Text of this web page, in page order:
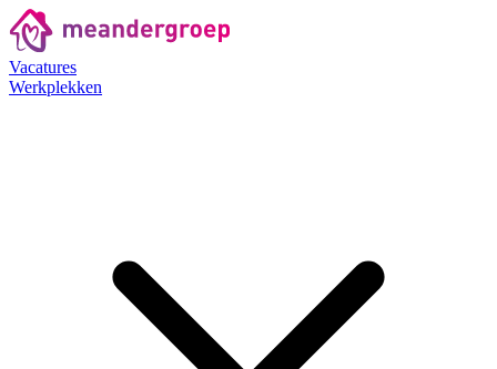
Vacatures
Werkplekken